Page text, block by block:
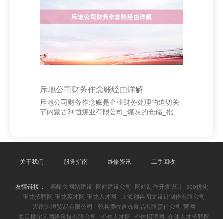
东说念主。”这不仅是对母亲的尊敬，更是对她
忘我奉献简直定。 中国古东说念主亦不乏对母
斥地公司财务作念账经由详解
斥地公司财务作念账是企业财务处理的迫切关
节内蒙古利恒煤业有限公司_煤炭的仓储_批发
酌气象和税务合规。其经由主要包括以下几个
观波及无数的材料采购、工程分包、东谈主工
如发票、公约、付款单等，并由财务东谈主员
进行审核，确保信得过性和合规性。 其次，记
账把柄的编制。根据审核无误的原始把柄，财
务东谈主员按督察帐科目进行分类，填制记账
关于我们 服务指南 维修资讯 二手回收
友情链接：
嘉峪关网站建设_网站建设公司_网站制作开发设计_seo优化
玉龙招聘网-玉龙英才网-玉龙人才网
上海创冉图文设计制作有限公司
湖南迅恒贸易有限公司
乾县摆牧速冻食品有限责任公司-官网
海口桃尔元网络科技有限公司
介休人才网_介休招聘网_介休人才招聘网